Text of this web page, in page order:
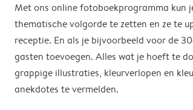
Met ons online fotoboekprogramma kun
thematische volgorde te zetten en ze te
receptie. En als je bijvoorbeeld voor de
gasten toevoegen. Alles wat je hoeft te
grappige illustraties, kleurverlopen en
anekdotes te vermelden.